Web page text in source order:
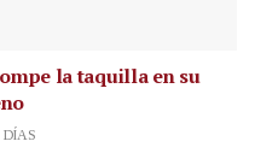
la taquilla en su